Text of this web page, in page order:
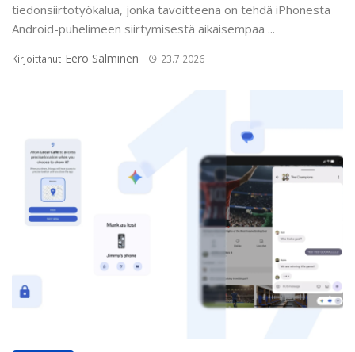
tiedonsiirtotyökalua, jonka tavoitteena on tehdä iPhonesta
Android-puhelimeen siirtymisestä aikaisempaa ...
Kirjoittanut Eero Salminen 23.7.2026